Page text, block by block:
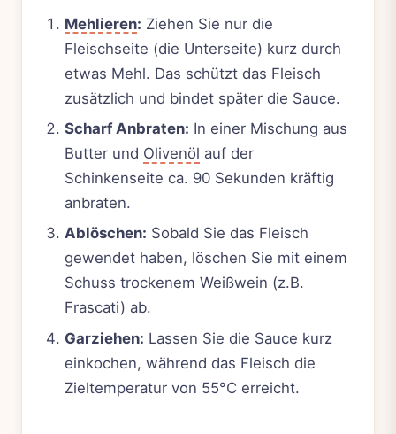
Mehlieren: Ziehen Sie nur die
Fleischseite (die Unterseite) kurz durch
etwas Mehl. Das schützt das Fleisch
zusätzlich und bindet später die Sauce.
Scharf Anbraten: In einer Mischung aus
Butter und Olivenöl auf der
Schinkenseite ca. 90 Sekunden kräftig
anbraten.
Ablöschen: Sobald Sie das Fleisch
gewendet haben, löschen Sie mit einem
Schuss trockenem Weißwein (z.B.
Frascati) ab.
Garziehen: Lassen Sie die Sauce kurz
einkochen, während das Fleisch die
Zieltemperatur von 55°C erreicht.